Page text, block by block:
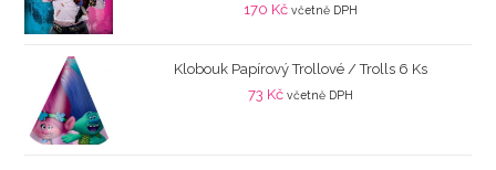
170 Kč včetně DPH
Klobouk Papírový Trollové / Trolls 6 Ks
73 Kč včetně DPH